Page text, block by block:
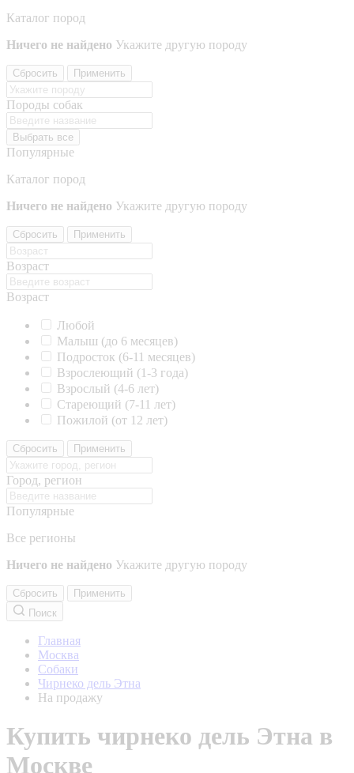
Каталог пород
Ничего не найдено Укажите другую породу
Сбросить Применить
Породы собак
Выбрать все
Популярные
Каталог пород
Ничего не найдено Укажите другую породу
Сбросить Применить
Возраст
Возраст
Любой
Малыш (до 6 месяцев)
Подросток (6-11 месяцев)
Взрослеющий (1-3 года)
Взрослый (4-6 лет)
Стареющий (7-11 лет)
Пожилой (от 12 лет)
Сбросить Применить
Город, регион
Популярные
Все регионы
Ничего не найдено Укажите другую породу
Сбросить
Применить
Поиск
Главная
Москва
Собаки
Чирнеко дель Этна
На продажу
Купить чирнеко дель Этна в
Москве